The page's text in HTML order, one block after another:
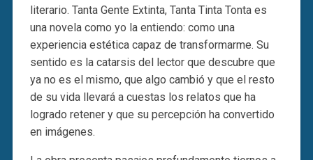
literario. Tanta Gente Extinta, Tanta Tinta Tonta es
una novela como yo la entiendo: como una
experiencia estética capaz de transformarme. Su
sentido es la catarsis del lector que descubre que
ya no es el mismo, que algo cambió y que el resto
de su vida llevará a cuestas los relatos que ha
logrado retener y que su percepción ha convertido
en imágenes.